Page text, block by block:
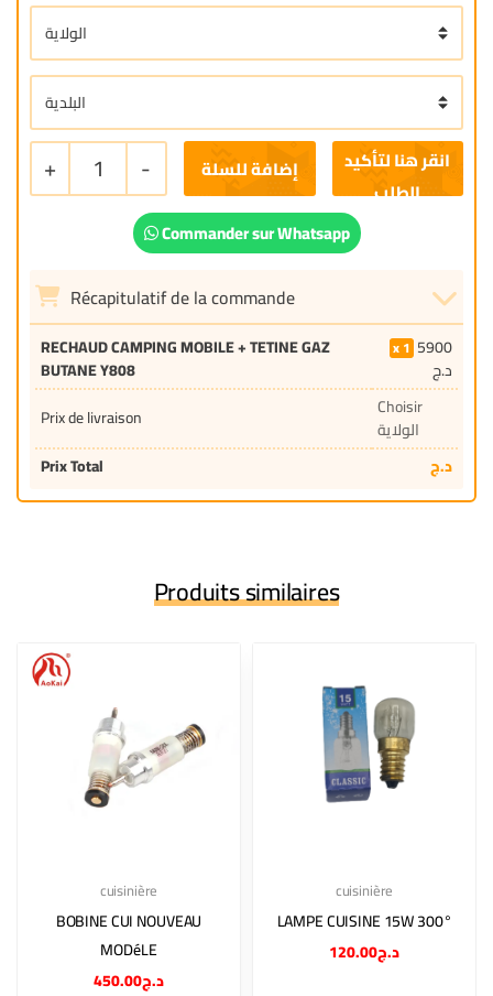
+ 1 - إضافة للسلة
Commander sur Whatsapp
Récapitulatif de la commande
RECHAUD CAMPING MOBILE + TETINE GAZ
BUTANE Y808
1 5900
د.ج
Prix de livraison
Choisir
الولاية
Prix Total
د.ج
Produits similaires
cuisinière
BOBINE CUI NOUVEAU
MODéLE
د.ج450.00
cuisinière
LAMPE CUISINE 15W 300°
د.ج120.00